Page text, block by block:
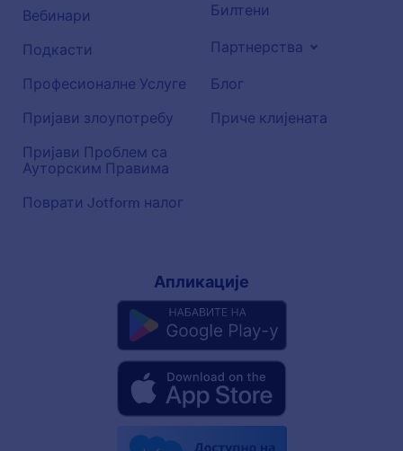
Вебинари
Подкасти
Професионалне Услуге
Пријави злоупотребу
Пријави Проблем са
Ауторским Правима
Поврати Jotform налог
Билтени
Партнерства
Блог
Приче клијената
Апликације